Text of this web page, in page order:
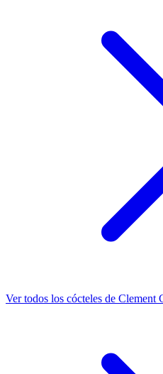
Ver todos los cócteles de Clement